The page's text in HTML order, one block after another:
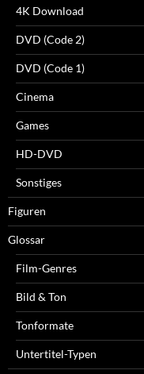
4K Download
DVD (Code 2)
DVD (Code 1)
Cinema
Games
HD-DVD
Sonstiges
Figuren
Glossar
Film-Genres
Bild & Ton
Tonformate
Untertitel-Typen